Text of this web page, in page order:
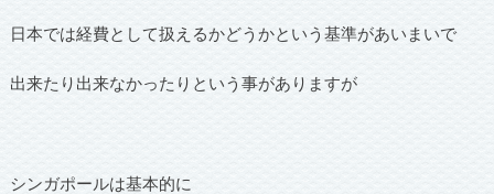
日本では経費として扱えるかどうかという基準があいまいで
出来たり出来なかったりという事がありますが
シンガポールは基本的に